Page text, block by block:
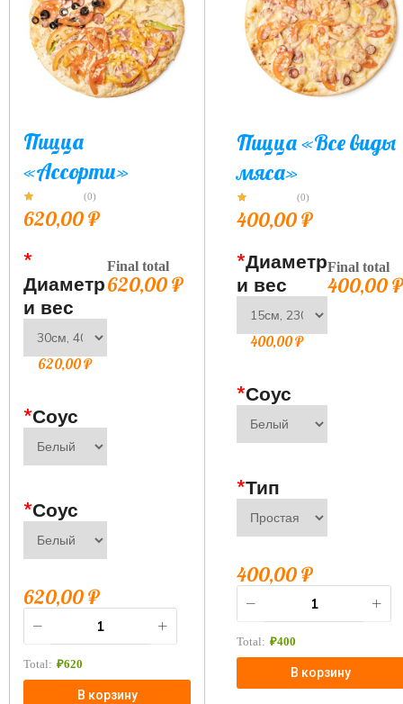
Пицца
«Ассорти»
(0)
620,00₽
*
Диаметр
и вес
620,00₽
*Соус
*Соус
Final total
620,00₽
620,00₽
Total: ₽620
В корзину
Пицца «Все виды
мяса»
(0)
400,00₽
*Диаметр
и вес
400,00₽
*Соус
*Тип
Final total
400,00₽
400,00₽
Total: ₽400
В корзину